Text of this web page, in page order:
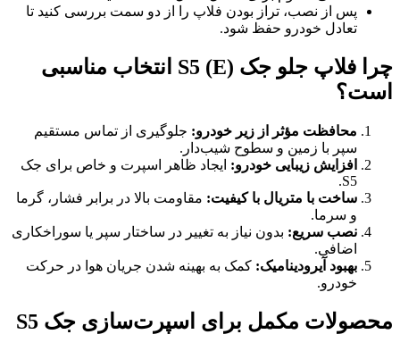
پس از نصب، تراز بودن فلاپ را از دو سمت بررسی کنید تا
تعادل خودرو حفظ شود.
چرا فلاپ جلو جک S5 (E) انتخاب مناسبی
است؟
محافظت مؤثر از زیر خودرو: جلوگیری از تماس مستقیم
سپر با زمین و سطوح شیب‌دار.
افزایش زیبایی خودرو: ایجاد ظاهر اسپرت و خاص برای جک
S5.
ساخت با متریال با کیفیت: مقاومت بالا در برابر فشار، گرما
و سرما.
نصب سریع: بدون نیاز به تغییر در ساختار سپر یا سوراخکاری
اضافی.
بهبود آیرودینامیک: کمک به بهینه شدن جریان هوا در حرکت
خودرو.
محصولات مکمل برای اسپرت‌سازی جک S5